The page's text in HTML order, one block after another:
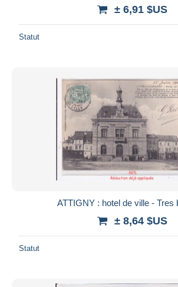
± 6,91 $US
Statut
ATTIGNY : hotel de ville - Tres
± 8,64 $US
Statut